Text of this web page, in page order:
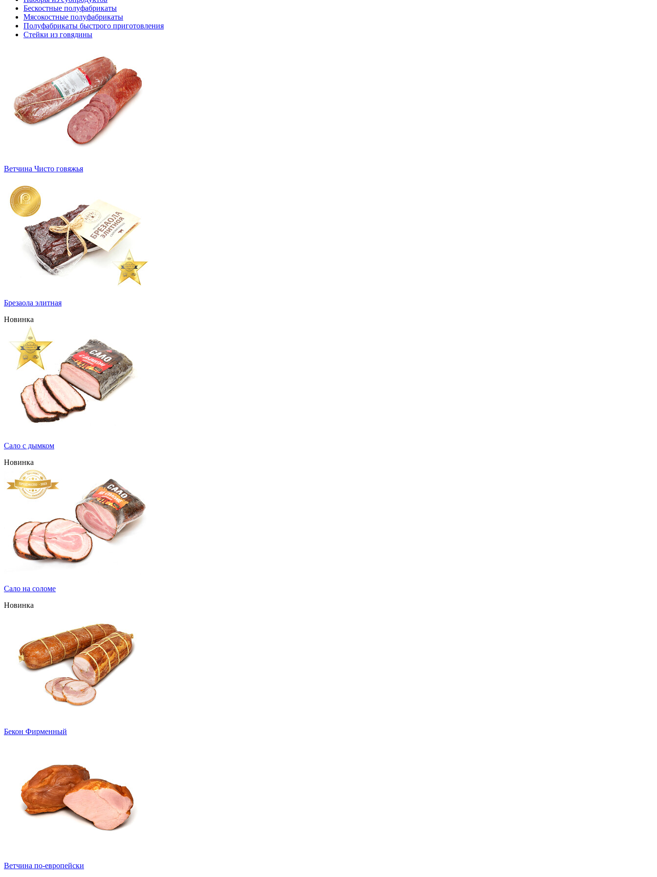
Бескостные полуфабрикаты
Мясокостные полуфабрикаты
Полуфабрикаты быстрого приготовления
Стейки из говядины
Ветчина Чисто говяжья
Брезаола элитная
Новинка
Сало с дымком
Новинка
Сало на соломе
Новинка
Бекон Фирменный
Ветчина по-европейски